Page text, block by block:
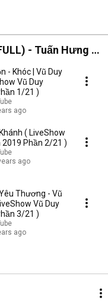
- Tuấn Hưng ,
- Khóc | Vũ Duy
Vũ Duy
1/21 )
ago
( LiveShow
2019 Phần 2/21 )
ago
Thương - Vũ
3/21 )
ago